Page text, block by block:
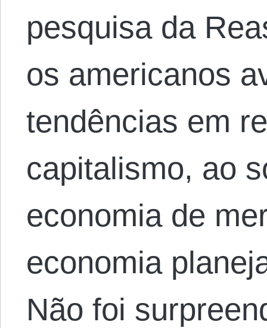
pesquisa da
os americanos
tendências em
capitalismo, ao
economia de
economia
Não foi